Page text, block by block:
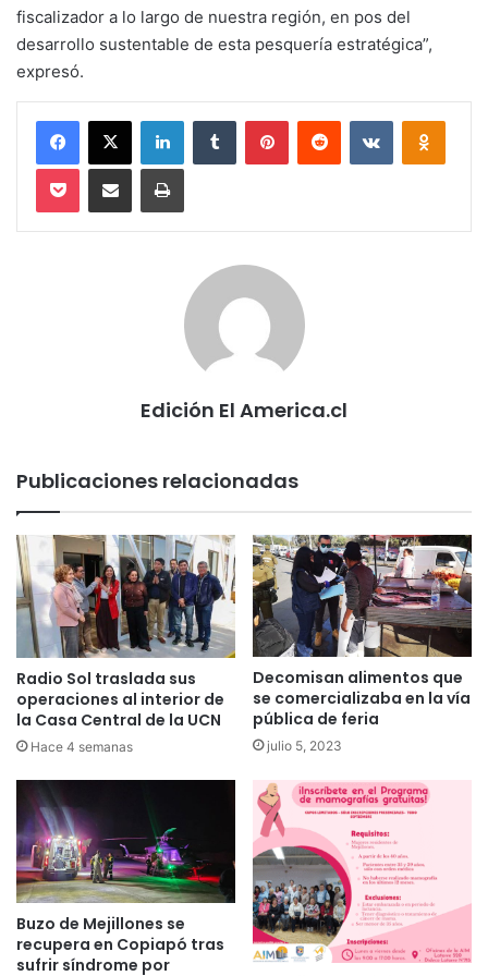
fiscalizador a lo largo de nuestra región, en pos del
desarrollo sustentable de esta pesquería estratégica”,
expresó.
Facebook
X LinkedInTumblr PinterestReddit VKontakte
Pocket Compartir via email Imprimir
Edición El America.cl
Publicaciones relacionadas
Radio Sol traslada sus
operaciones al interior de
la Casa Central de la UCN
Hace 4 semanas
Decomisan alimentos que
se comercializaba en la vía
pública de feria
julio 5, 2023
Buzo de Mejillones se
recupera en Copiapó tras
sufrir síndrome por